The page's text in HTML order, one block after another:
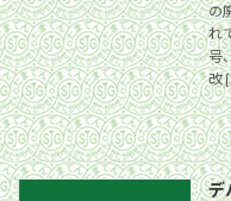
の
れ
号
改
デ